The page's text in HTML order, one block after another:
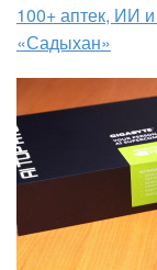
100+ аптек, ИИ
«Садыхан»